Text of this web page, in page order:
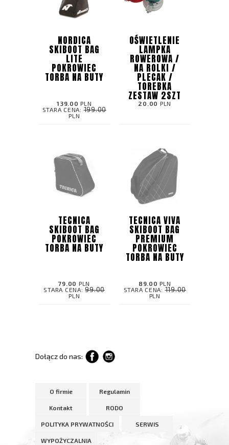
NORDICA
SKIBOOT BAG
LITE
POKROWIEC
TORBA NA BUTY
139.00 PLN
STARA CENA:199.00
PLN
OŚWIETLENIE
LAMPKA
ROWEROWA /
NA ROLKI /
PLECAK /
TOREBKA
ZESTAW 2SZT
20.00 PLN
TECNICA
SKIBOOT BAG
POKROWIEC
TORBA NA BUTY
79.00 PLN
STARA CENA:99.00
PLN
TECNICA VIVA
SKIBOOT BAG
PREMIUM
POKROWIEC
TORBA NA BUTY
89.00 PLN
STARA CENA:119.00
PLN
Dołącz do nas:
O firmie Regulamin
Kontakt RODO
POLITYKA PRYWATNOŚCI SERWIS
WYPOŻYCZALNIA